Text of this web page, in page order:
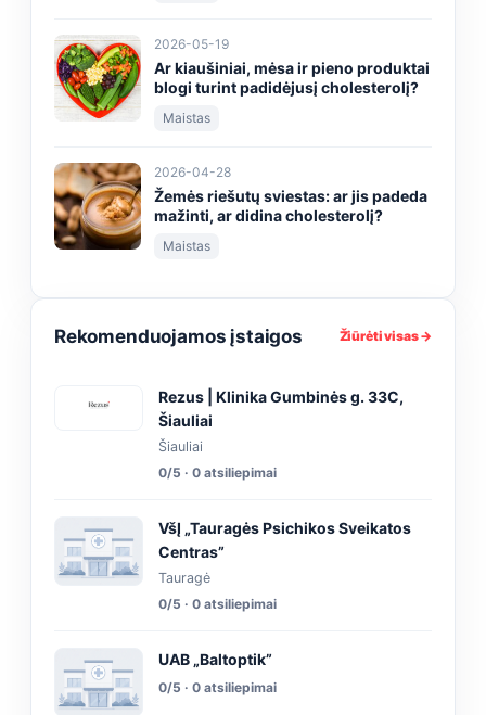
2026-05-19
Ar kiaušiniai, mėsa ir pieno produktai
blogi turint padidėjusį cholesterolį?
Maistas
2026-04-28
Žemės riešutų sviestas: ar jis padeda
mažinti, ar didina cholesterolį?
Maistas
Rekomenduojamos įstaigos Žiūrėti visas →
Rezus | Klinika Gumbinės g. 33C,
Šiauliai
Šiauliai
0/5 · 0 atsiliepimai
VšĮ „Tauragės Psichikos Sveikatos
Centras”
Tauragė
0/5 · 0 atsiliepimai
UAB „Baltoptik”
0/5 · 0 atsiliepimai